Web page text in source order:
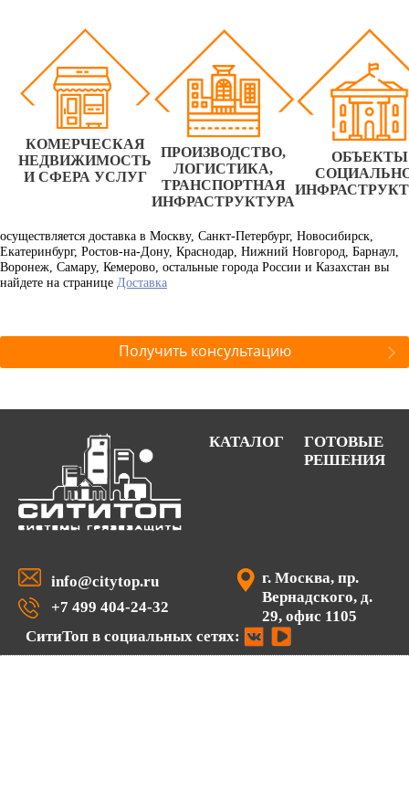
КОМЕРЧЕСКАЯ
НЕДВИЖИМОСТЬ
И СФЕРА УСЛУГ
ПРОИЗВОДСТВО,
ЛОГИСТИКА,
ТРАНСПОРТНАЯ
ИНФРАСТРУКТУРА
ОБЪЕКТЫ
осуществляется доставка в Москву, Санкт-Петербург, Новосибирск,
Екатеринбург, Ростов-на-Дону, Краснодар, Нижний Новгород, Барнаул,
Воронеж, Самару, Кемерово, остальные города России и Казахстан вы
найдете на странице Доставка
Получить консультацию
КАТАЛОГ
ГОТОВЫЕ
РЕШЕНИЯ
info@citytop.ru
+7 499 404-24-32
г. Москва, пр.
Вернадского, д.
29, офис 1105
СитиТоп в социальных сетях: